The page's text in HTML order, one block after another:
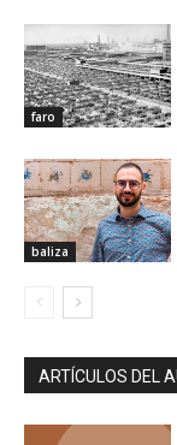
faro
baliza
ARTÍCULOS DEL